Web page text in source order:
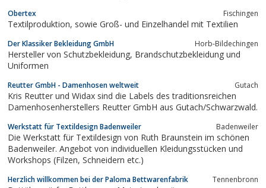
Obertex Fischingen
Textilproduktion, sowie Groß- und Einzelhandel mit Textilien
Der Klassiker Bekleidung GmbH Horb-Bildechingen
Hersteller von Schutzbekleidung, Brandschutzbekleidung und
Uniformen
Reutter GmbH - Damenhosen weltweit Gutach
Kris Reutter und Widax sind die Labels des traditionsreichen
Damenhosenherstellers Reutter GmbH aus Gutach/Schwarzwald.
Werkstatt für Textildesign Badenweiler Badenweiler
Die Werkstatt für Textildesign von Ruth Braunstein im schönen
Badenweiler. Angebot von individuellen Kleidungsstücken und
Workshops (Filzen, Schneidern etc.)
Herzlich willkommen bei der Paloma Bettwarenfabrik Tennenbronn